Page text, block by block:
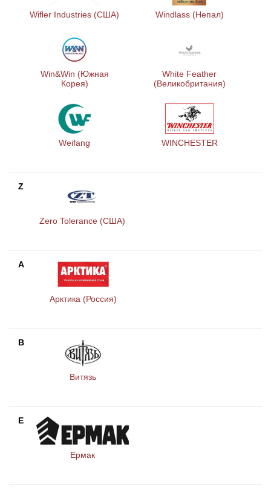
Wifler Industries (США) Windlass (Непал)
Win&Win (Южная
Корея)
White Feather
(Великобритания)
Weifang WINCHESTER
Z
Zero Tolerance (США)
А
Арктика (Россия)
В
Витязь
Е
Ермак